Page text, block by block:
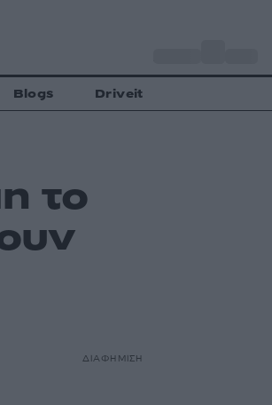
Blogs Driveit
το
ΔΙΑΦΗΜΙΣΗ